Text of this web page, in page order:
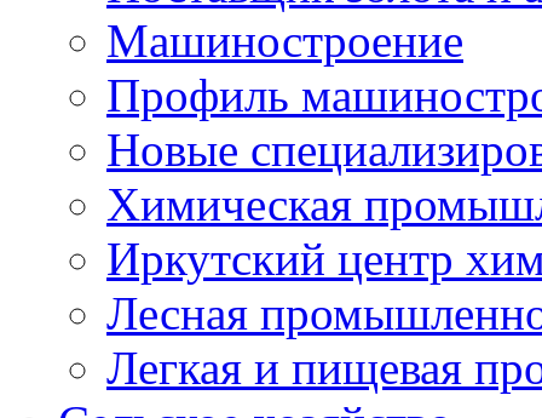
Машиностроение
Профиль
Новые
Химическая
Иркутский центр
Лесная
Легкая и пищевая